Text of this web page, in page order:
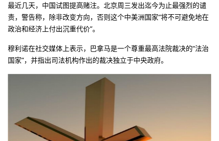
最近几天，中国试图提高赌注。北京周三发出迄今为止最强烈的谴
责，警告称，除非改变方向，否则这个中美洲国家“将不可避免地在
政治和经济上付出沉重代价”。
穆利诺在社交媒体上表示，巴拿马是一个尊重最高法院裁决的“法治
国家”，并指出司法机构作出的裁决独立于中央政府。